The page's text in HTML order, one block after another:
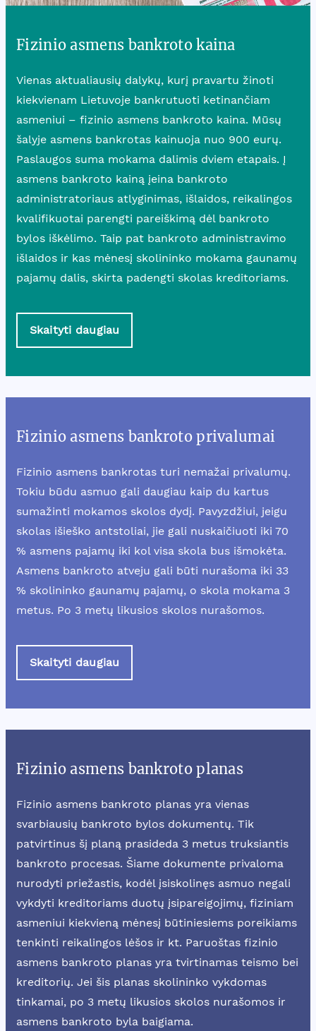
Fizinio asmens bankroto kaina
Vienas aktualiausių dalykų, kurį pravartu žinoti
kiekvienam Lietuvoje bankrutuoti ketinančiam
asmeniui – fizinio asmens bankroto kaina. Mūsų
šalyje asmens bankrotas kainuoja nuo 900 eurų.
Paslaugos suma mokama dalimis dviem etapais. Į
asmens bankroto kainą įeina bankroto
administratoriaus atlyginimas, išlaidos, reikalingos
kvalifikuotai parengti pareiškimą dėl bankroto
bylos iškėlimo. Taip pat bankroto administravimo
išlaidos ir kas mėnesį skolininko mokama gaunamų
pajamų dalis, skirta padengti skolas kreditoriams.
Skaityti daugiau
Fizinio asmens bankroto privalumai
Fizinio asmens bankrotas turi nemažai privalumų.
Tokiu būdu asmuo gali daugiau kaip du kartus
sumažinti mokamos skolos dydį. Pavyzdžiui, jeigu
skolas išieško antstoliai, jie gali nuskaičiuoti iki 70
% asmens pajamų iki kol visa skola bus išmokėta.
Asmens bankroto atveju gali būti nurašoma iki 33
% skolininko gaunamų pajamų, o skola mokama 3
metus. Po 3 metų likusios skolos nurašomos.
Skaityti daugiau
Fizinio asmens bankroto planas
Fizinio asmens bankroto planas yra vienas
svarbiausių bankroto bylos dokumentų. Tik
patvirtinus šį planą prasideda 3 metus truksiantis
bankroto procesas. Šiame dokumente privaloma
nurodyti priežastis, kodėl įsiskolinęs asmuo negali
vykdyti kreditoriams duotų įsipareigojimų, fiziniam
asmeniui kiekvieną mėnesį būtiniesiems poreikiams
tenkinti reikalingos lėšos ir kt. Paruoštas fizinio
asmens bankroto planas yra tvirtinamas teismo bei
kreditorių. Jei šis planas skolininko vykdomas
tinkamai, po 3 metų likusios skolos nurašomos ir
asmens bankroto byla baigiama.